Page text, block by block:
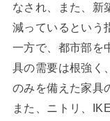
なされ、また、新
減っているという
一方で、都市部を
具の需要は根強く
のみを備えた家具
また、ニトリ、